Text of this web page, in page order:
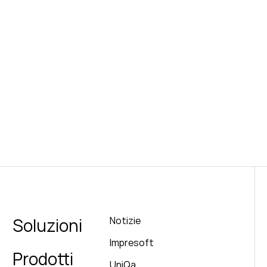
Soluzioni
Prodotti
Notizie
Impresoft